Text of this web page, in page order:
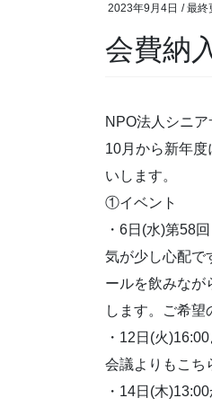
2023年9月4日 / 最終
会費納
NPO法人シニ
10月から新年
いします。
①イベント
・6日(水)第58
気が少し心配で
ールを飲みなが
します。ご希望
・12日(火
会議よりもこち
・14日(木